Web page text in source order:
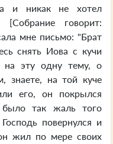
и никак не хотел
говорит:
мне письмо: "Брат
снять Иова с кучи
на эту одну тему, о
знаете, на той куче
его, он покрылся
так жаль того
повернулся и
жил по мере своих